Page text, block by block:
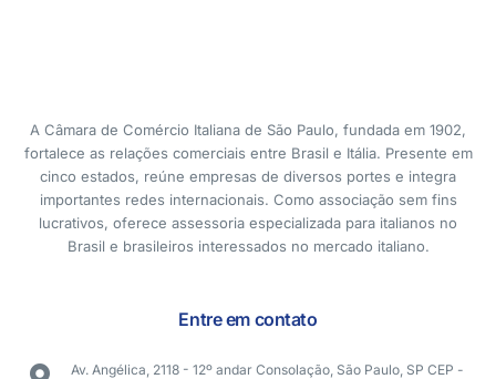
A Câmara de Comércio Italiana de São Paulo, fundada em 1902,
fortalece as relações comerciais entre Brasil e Itália. Presente em
cinco estados, reúne empresas de diversos portes e integra
importantes redes internacionais. Como associação sem fins
lucrativos, oferece assessoria especializada para italianos no
Brasil e brasileiros interessados no mercado italiano.
Entre em contato
Av. Angélica, 2118 - 12º andar Consolação, São Paulo, SP CEP -